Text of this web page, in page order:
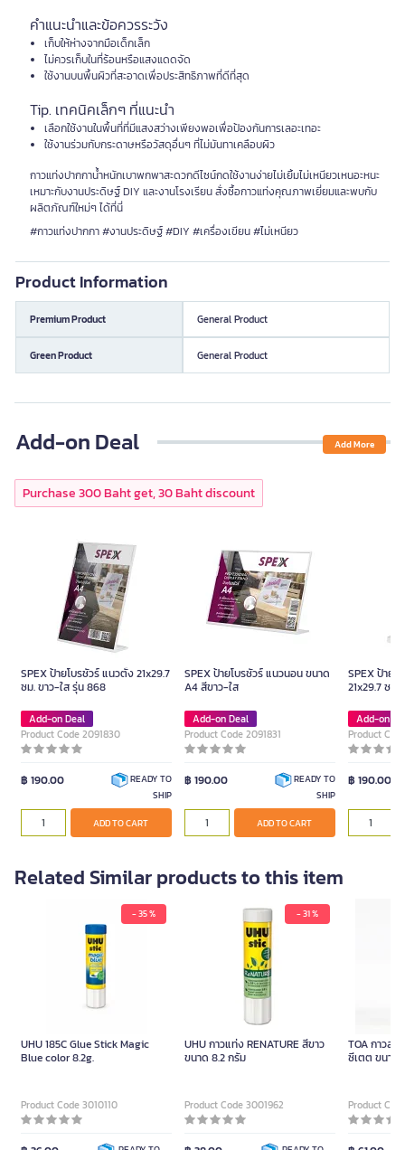
คำแนะนำและข้อควรระวัง
เก็บให้ห่างจากมือเด็กเล็ก
ไม่ควรเก็บในที่ร้อนหรือแสงแดดจัด
ใช้งานบนพื้นผิวที่สะอาดเพื่อประสิทธิภาพที่ดีที่สุด
Tip. เทคนิคเล็กๆ ที่แนะนำ
เลือกใช้งานในพื้นที่ที่มีแสงสว่างเพียงพอเพื่อป้องกันการเลอะเทอะ
ใช้งานร่วมกับกระดาษหรือวัสดุอื่นๆ ที่ไม่มันทาเคลือบผิว
กาวแท่งปากกาน้ำหนักเบาพกพาสะดวกดีไซน์กดใช้งานง่ายไม่เยิ้มไม่เหนียวเหนอะหนะ
เหมาะกับงานประดิษฐ์ DIY และงานโรงเรียน สั่งซื้อกาวแท่งคุณภาพเยี่ยมและพบกับ
ผลิตภัณฑ์ใหม่ๆ ได้ที่นี่
#กาวแท่งปากกา #งานประดิษฐ์ #DIY #เครื่องเขียน #ไม่เหนียว
Product Information
Premium Product General Product
Green Product General Product
Add-on Deal Add More
Purchase 300 Baht get, 30 Baht discount
SPEX ป้ายโบรชัวร์ แนวตั้ง 21x29.7
ซม. ขาว-ใส รุ่น 868
Add-on Deal
Product Code 2091830
฿ 190.00
READY TO
SHIP
ADD TO CART
SPEX ป้ายโบรชัวร์ แนวนอน ขนาด
A4 สีขาว-ใส
Add-on Deal
Product Code 2091831
฿ 190.00
READY TO
SHIP
ADD TO CART
SPEX ป้าย
21x29.7 ซม.
Add-on
Product
฿ 190.00
Related Similar products to this item
- 35 %
UHU 185C Glue Stick Magic
Blue color 8.2g.
Product Code 3010110
- 31 %
UHU กาวแท่ง RENATURE สีขาว
ขนาด 8.2 กรัม
Product Code 3001962
TOA กาวลา
ซีเตต ขนาด
Product